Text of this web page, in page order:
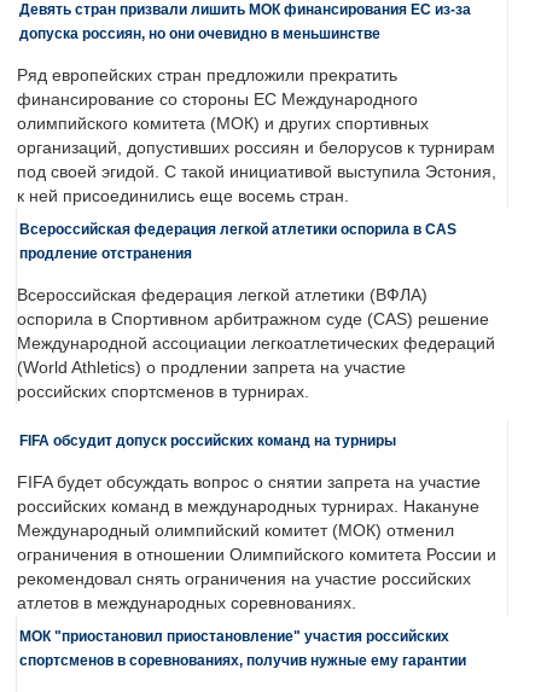
Девять стран призвали лишить МОК финансирования ЕС из-за
допуска россиян, но они очевидно в меньшинстве
Ряд европейских стран предложили прекратить
финансирование со стороны ЕС Международного
олимпийского комитета (МОК) и других спортивных
организаций, допустивших россиян и белорусов к турнирам
под своей эгидой. С такой инициативой выступила Эстония,
к ней присоединились еще восемь стран.
Всероссийская федерация легкой атлетики оспорила в CAS
продление отстранения
Всероссийская федерация легкой атлетики (ВФЛА)
оспорила в Спортивном арбитражном суде (CAS) решение
Международной ассоциации легкоатлетических федераций
(World Athletics) о продлении запрета на участие
российских спортсменов в турнирах.
FIFA обсудит допуск российских команд на турниры
FIFA будет обсуждать вопрос о снятии запрета на участие
российских команд в международных турнирах. Накануне
Международный олимпийский комитет (МОК) отменил
ограничения в отношении Олимпийского комитета России и
рекомендовал снять ограничения на участие российских
атлетов в международных соревнованиях.
МОК "приостановил приостановление" участия российских
спортсменов в соревнованиях, получив нужные ему гарантии